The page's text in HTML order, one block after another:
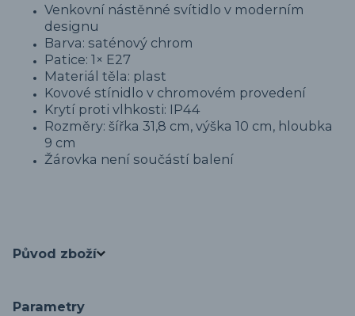
Venkovní nástěnné svítidlo v moderním
designu
Barva: saténový chrom
Patice: 1× E27
Materiál těla: plast
Kovové stínidlo v chromovém provedení
Krytí proti vlhkosti: IP44
Rozměry: šířka 31,8 cm, výška 10 cm, hloubka
9 cm
Žárovka není součástí balení
Původ zboží
Parametry